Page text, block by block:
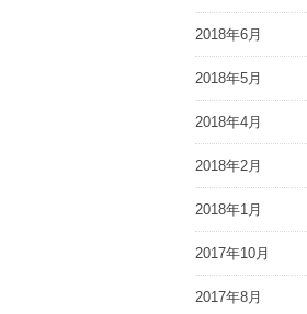
2018年6月
2018年5月
2018年4月
2018年2月
2018年1月
2017年10月
2017年8月